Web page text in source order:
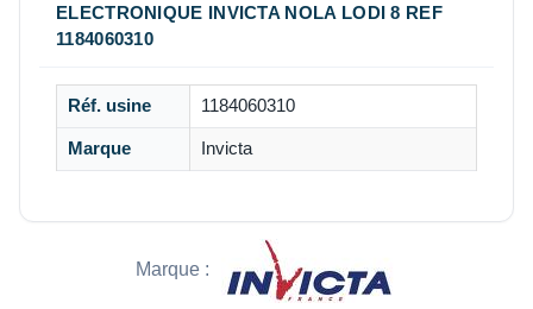
ELECTRONIQUE INVICTA NOLA LODI 8 REF
1184060310
Réf. usine 1184060310
Marque Invicta
Marque :